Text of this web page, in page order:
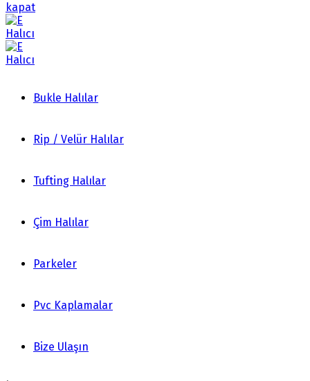
kapat
Bukle Halılar
Rip / Velür Halılar
Tufting Halılar
Çim Halılar
Parkeler
Pvc Kaplamalar
Bize Ulaşın